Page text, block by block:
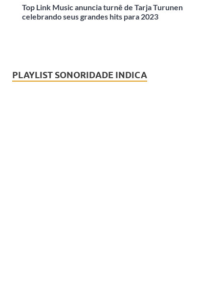
Top Link Music anuncia turnê de Tarja Turunen
celebrando seus grandes hits para 2023
PLAYLIST SONORIDADE INDICA